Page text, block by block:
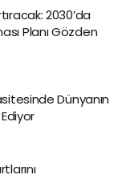
2030’da
Planı Gözden
Dünyanın